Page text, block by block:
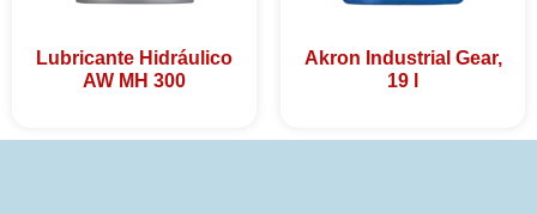
Lubricante Hidráulico
AW MH 300
Akron Industrial Gear,
19 l